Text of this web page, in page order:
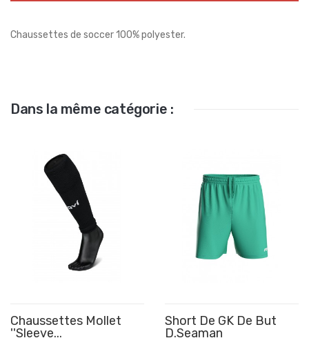
Chaussettes de soccer 100% polyester.
Dans la même catégorie :
Chaussettes Mollet
''Sleeve...
Short De GK De But
D.Seaman